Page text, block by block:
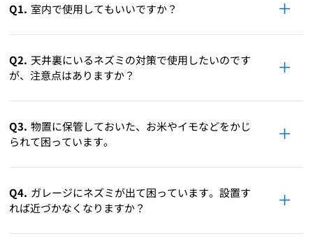
Q1. 室内で使用してもいいですか？
Q2. 天井裏にいるネズミの対策で使用したいのです
が、注意点はありますか？
Q3. 物置に保管しておいた、お米やイモなどをかじ
られて困っています。
Q4. ガレージにネズミが出て困っています。設置す
れば近づかなくなりますか？